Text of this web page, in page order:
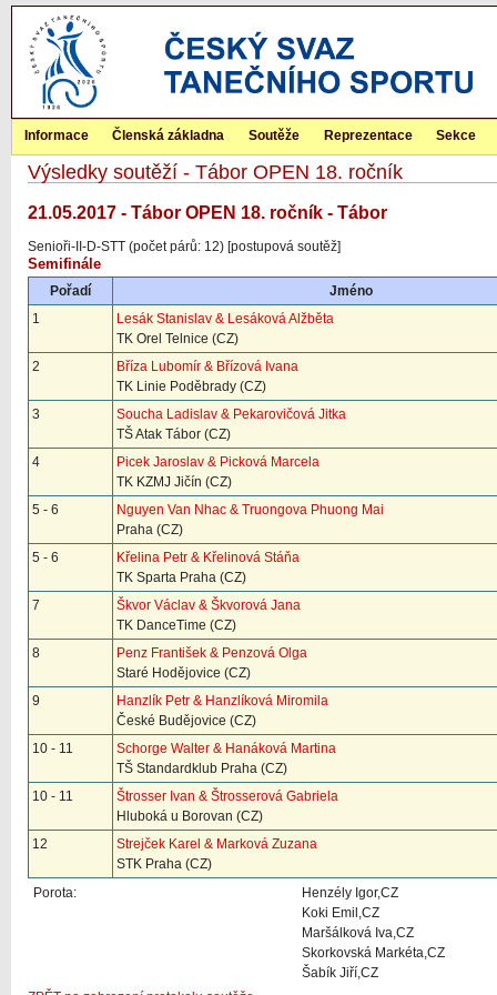
Informace Členská základna Soutěže Reprezentace Sekce
Výsledky soutěží - Tábor OPEN 18. ročník
21.05.2017 - Tábor OPEN 18. ročník - Tábor
Senioři-II-D-STT (počet párů: 12) [postupová soutěž]
Semifinále
Pořadí
Jméno
1
Lesák Stanislav & Lesáková Alžběta
TK Orel Telnice (CZ)
2
Bříza Lubomír & Břízová Ivana
TK Linie Poděbrady (CZ)
3
Soucha Ladislav & Pekarovičová Jitka
TŠ Atak Tábor (CZ)
4
Picek Jaroslav & Picková Marcela
TK KZMJ Jičín (CZ)
5 - 6
Nguyen Van Nhac & Truongova Phuong Mai
Praha (CZ)
5 - 6
Křelina Petr & Křelinová Stáňa
TK Sparta Praha (CZ)
7
Škvor Václav & Škvorová Jana
TK DanceTime (CZ)
8
Penz František & Penzová Olga
Staré Hodějovice (CZ)
9
Hanzlík Petr & Hanzlíková Miromila
České Budějovice (CZ)
10 - 11
Schorge Walter & Hanáková Martina
TŠ Standardklub Praha (CZ)
10 - 11
Štrosser Ivan & Štrosserová Gabriela
Hluboká u Borovan (CZ)
12
Strejček Karel & Marková Zuzana
STK Praha (CZ)
Porota:
Henzély Igor,CZ
Koki Emil,CZ
Maršálková Iva,CZ
Skorkovská Markéta,CZ
Šabík Jiří,CZ